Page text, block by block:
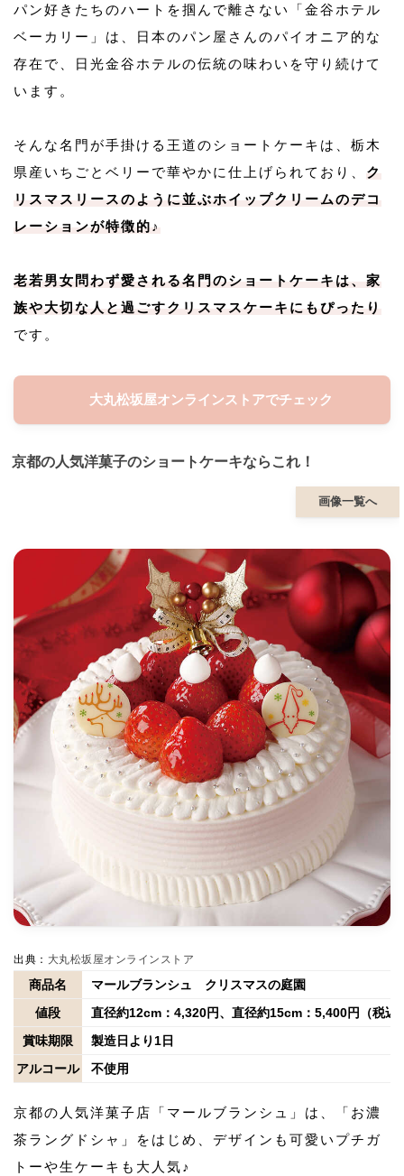
パン好きたちのハートを掴んで離さない「金谷ホテル
ベーカリー」は、日本のパン屋さんのパイオニア的な
存在で、日光金谷ホテルの伝統の味わいを守り続けて
います。
そんな名門が手掛ける王道のショートケーキは、栃木
県産いちごとベリーで華やかに仕上げられており、 ク
リスマスリースのように並ぶホイップクリームのデコ
レーションが特徴的♪
老若男女問わず愛される名門のショートケーキは、家
族や大切な人と過ごすクリスマスケーキにもぴったり
です。
大丸松坂屋オンラインストアでチェック
京都の人気洋菓子のショートケーキならこれ！
画像一覧へ
出典： 大丸松坂屋オンラインストア
商品名
マールブランシュ クリスマスの庭園
値段
直径約12cm：4,320円、直径約15cm：5,400円（税込
賞味期限
製造日より1日
アルコール
不使用
京都の人気洋菓子店「マールブランシュ」は、「お濃
茶ラングドシャ」をはじめ、デザインも可愛いプチガ
トーや生ケーキも大人気♪